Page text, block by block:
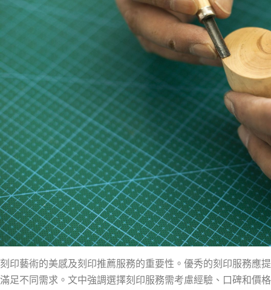
刻印藝術的美感及刻印推薦服務的重要性。優秀的刻印服務應
滿足不同需求。文中強調選擇刻印服務需考慮經驗、口碑和價